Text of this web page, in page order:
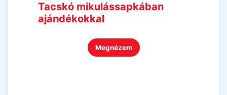
Tacskó mikulássapkában
ajándékokkal
Megnézem